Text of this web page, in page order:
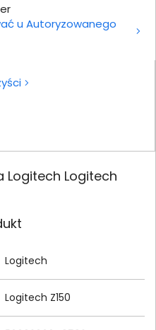
u Autoryzowanego
Logitech Logitech
Logitech
Logitech Z150